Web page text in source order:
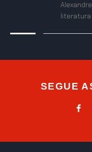
literatura
SEGUE